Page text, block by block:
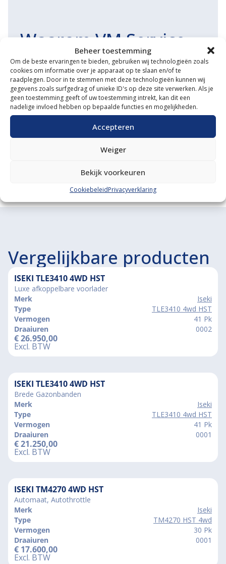
Beheer toestemming
Om de beste ervaringen te bieden, gebruiken wij technologieën zoals
cookies om informatie over je apparaat op te slaan en/of te
raadplegen. Door in te stemmen met deze technologieën kunnen wij
gegevens zoals surfgedrag of unieke ID's op deze site verwerken. Als je
geen toestemming geeft of uw toestemming intrekt, kan dit een
nadelige invloed hebben op bepaalde functies en mogelijkheden.
Accepteren
Weiger
Bekijk voorkeuren
CookiebeleidPrivacyverklaring
Waarom VM Service
Uitgebreide showroom
Eigen transportservice
Gespecialiseerde werkplaats
Diverse aanbouwwerktuigen
Grote voorraad minitrekkers
Grootste in kleine tractoren
Vergelijkbare producten
ISEKI TLE3410 4WD HST
Luxe afkoppelbare voorlader
Merk
Iseki
Type
TLE3410 4wd HST
Vermogen
41 Pk
Draaiuren
0002
€26.950,00
Excl. BTW
ISEKI TLE3410 4WD HST
Brede Gazonbanden
Merk
Iseki
Type
TLE3410 4wd HST
Vermogen
41 Pk
Draaiuren
0001
€21.250,00
Excl. BTW
ISEKI TM4270 4WD HST
Automaat, Autothrottle
Merk
Iseki
Type
TM4270 HST 4wd
Vermogen
30 Pk
Draaiuren
0001
€ 17.600,00
Excl. BTW